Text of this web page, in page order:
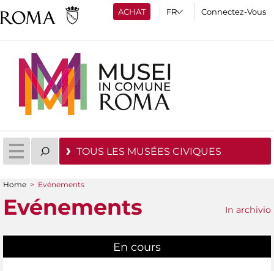
ACHAT Connectez-Vous
TOUS LES MUSÉES CIVIQUES
You are here
Home > Evénements
Evénements In archivio
En cours